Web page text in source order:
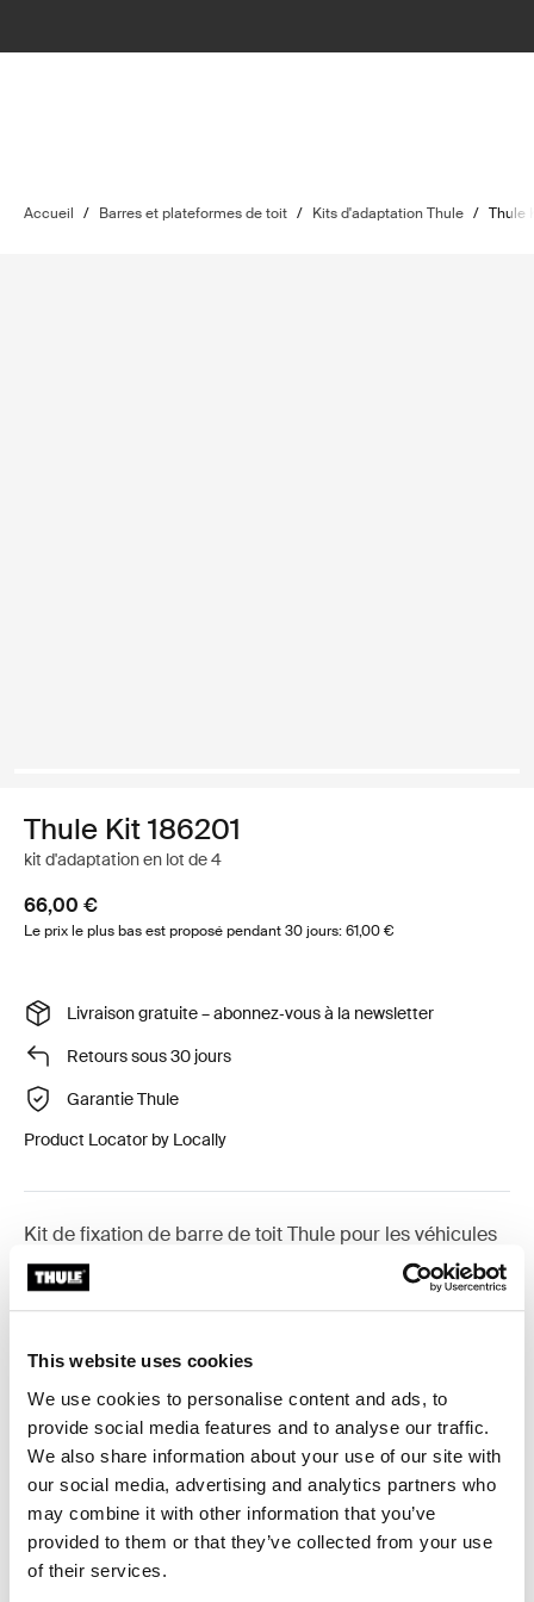
This website uses cookies
We use cookies to personalise content and ads, to
provide social media features and to analyse our traffic.
We also share information about your use of our site with
our social media, advertising and analytics partners who
may combine it with other information that you’ve
provided to them or that they’ve collected from your use
of their services.
Accueil / Barres et plateformes de toit / Kits d'adaptation Thule / Thule
Thule Kit 186201
kit d'adaptation en lot de 4
66,00 €
Le prix le plus bas est proposé pendant 30 jours: 61,00 €
Livraison gratuite – abonnez‑vous à la newsletter
Retours sous 30 jours
Garantie Thule
Product Locator by Locally
Kit de fixation de barre de toit Thule pour les véhicules
équipés de barres longitudinales.
Toggle features
Toutes les caractéristiques
Toggle techspec
Caractéristiques techniques
Toggle guides and instructions
Instructions